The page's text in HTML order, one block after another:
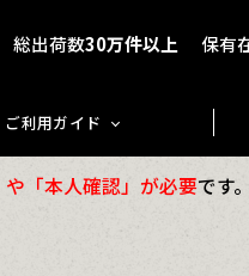
総出荷数30万件以上 保有
ご利用ガイド
や「本人確認」が必要です。